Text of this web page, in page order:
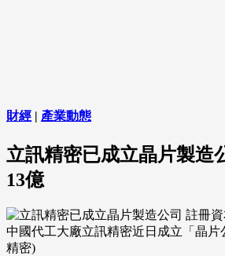
財經 | 產業動態
立訊精密已成立晶片製造
13億
中國代工大廠立訊精密近日成立「晶片
精密)